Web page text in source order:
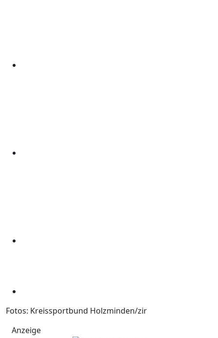
Fotos: Kreissportbund Holzminden/zir
Anzeige